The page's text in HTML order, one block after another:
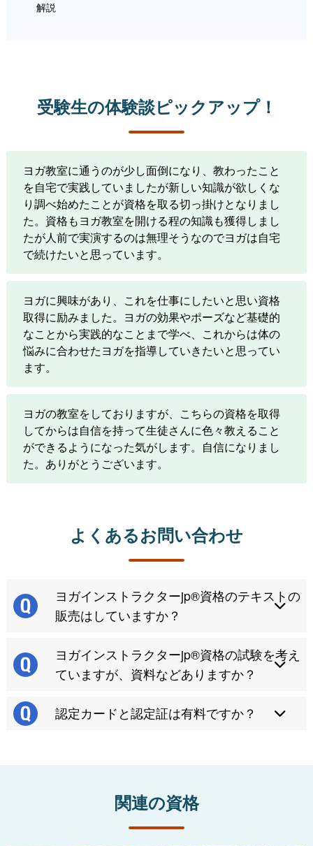
解説
受験生の体験談ピックアップ！
ヨガ教室に通うのが少し面倒になり、教わったこと
を自宅で実践していましたが新しい知識が欲しくな
り調べ始めたことが資格を取る切っ掛けとなりまし
た。資格もヨガ教室を開ける程の知識も獲得しまし
たが人前で実演するのは無理そうなのでヨガは自宅
で続けたいと思っています。
ヨガに興味があり、これを仕事にしたいと思い資格
取得に励みました。ヨガの効果やポーズなど基礎的
なことから実践的なことまで学べ、これからは体の
悩みに合わせたヨガを指導していきたいと思ってい
ます。
ヨガの教室をしておりますが、こちらの資格を取得
してからは自信を持って生徒さんに色々教えること
ができるようになった気がします。自信になりまし
た。ありがとうございます。
よくあるお問い合わせ
ヨガインストラクターjp®資格のテキストの
販売はしていますか？
ヨガインストラクターjp®資格の試験を考え
ていますが、資料などありますか？
認定カードと認定証は有料ですか？
関連の資格